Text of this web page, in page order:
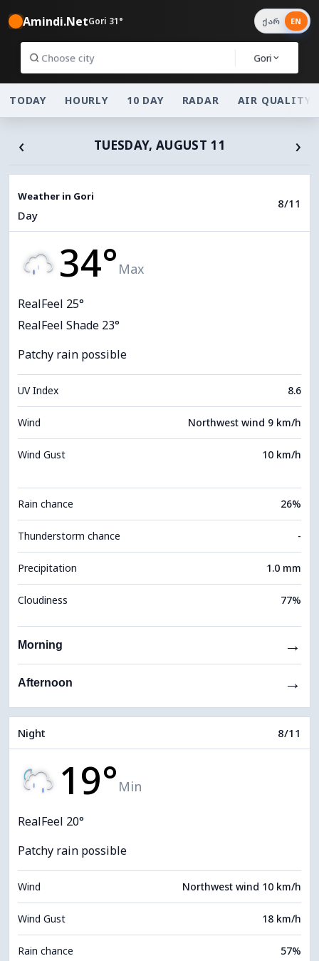
Amindi.NetGori 31°
Gori
ქარ EN
TODAY HOURLY 10 DAY RADAR AIR QUALITY
‹ TUESDAY, AUGUST 11 ›
Weather in Gori
Day
8/11
34° Max
RealFeel 25°
RealFeel Shade 23°
Patchy rain possible
UV Index 8.6
Wind Northwest wind 9 km/h
Wind Gust 10 km/h
Rain chance 26%
Thunderstorm chance -
Precipitation 1.0 mm
Cloudiness 77%
Morning →
Afternoon →
Night 8/11
19° Min
RealFeel 20°
Patchy rain possible
Wind Northwest wind 10 km/h
Wind Gust 18 km/h
Rain chance 57%